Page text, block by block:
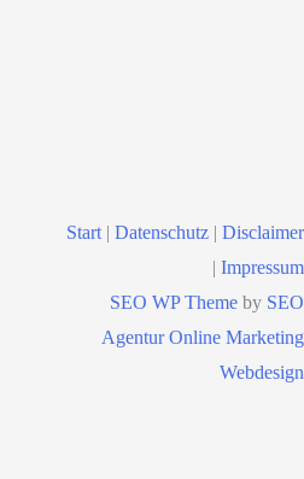
Start | Datenschutz | Disclaimer
| Impressum
SEO WP Theme by SEO
Agentur Online Marketing
Webdesign